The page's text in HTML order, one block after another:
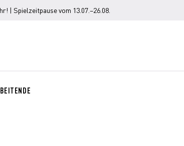
| Spielzeitpause vom 13.07.–26.08.